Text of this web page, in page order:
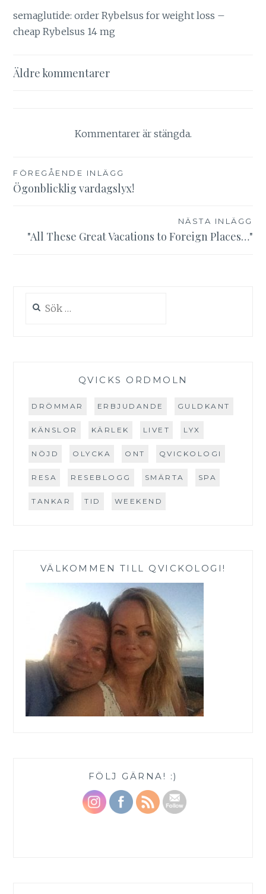
semaglutide:order Rybelsus for weight loss –
cheap Rybelsus 14 mg
Kommentarsnavigering
Äldre kommentarer
Kommentarer är stängda.
Inläggsnavigering
FÖREGÅENDE INLÄGG
Ögonblicklig vardagslyx!
NÄSTA INLÄGG
"All These Great Vacations to Foreign Places…"
efter:
QVICKS ORDMOLN
DRÖMMAR ERBJUDANDE GULDKANT
KÄNSLOR KÄRLEK LIVET LYX
NÖJD OLYCKA ONT QVICKOLOGI
RESA RESEBLOGG SMÄRTA SPA
TANKAR TID WEEKEND
VÄLKOMMEN TILL QVICKOLOGI!
FÖLJ GÄRNA! :)